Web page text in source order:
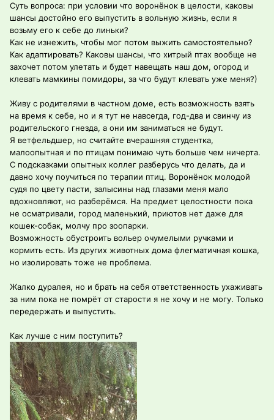
Суть вопроса: при условии что воронёнок в целости, каковы
шансы достойно его выпустить в вольную жизнь, если я
возьму его к себе до линьки?
Как не изнежить, чтобы мог потом выжить самостоятельно?
Как адаптировать? Каковы шансы, что хитрый птах вообще не
захочет потом улетать и будет навещать наш дом, огород и
клевать мамкины помидоры, за что будут клевать уже меня?)
Живу с родителями в частном доме, есть возможность взять
на время к себе, но и я тут не навсегда, год-два и свинчу из
родительского гнезда, а они им заниматься не будут.
Я ветфельдшер, но считайте вчерашняя студентка,
малоопытная и по птицам понимаю чуть больше чем ничерта.
С подсказками опытных коллег разберусь что делать, да и
давно хочу поучиться по терапии птиц. Воронёнок молодой
судя по цвету пасти, залысины над глазами меня мало
вдохновляют, но разберёмся. На предмет целостности пока
не осматривали, город маленький, приютов нет даже для
кошек-собак, молчу про зоопарки.
Возможность обустроить вольер очумелыми ручками и
кормить есть. Из других животных дома флегматичная кошка,
но изолировать тоже не проблема.
Жалко дуралея, но и брать на себя ответственность ухаживать
за ним пока не помрёт от старости я не хочу и не могу. Только
передержать и выпустить.
Как лучше с ним поступить?